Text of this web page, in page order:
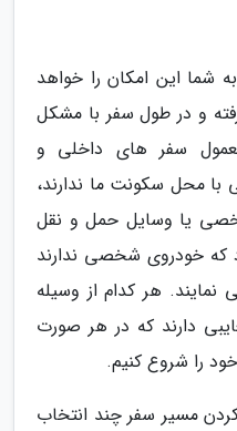
شما این امکان را خواهد
و در طول سفر با مشکل
سفر های داخلی و
محل سکونت ما ندارند،
یا وسایل حمل و نقل
که خودروی شخصی ندارند
نمایند. هر کدام از وسیله
دارند که در هر صورت
را شروع کنیم.
مسیر سفر چند انتخاب